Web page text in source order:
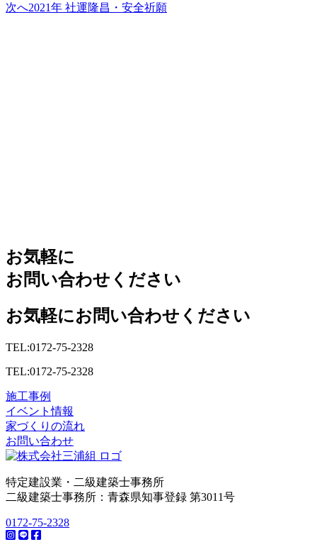
次へ2021年 社運隆昌・安全祈願
お気軽に
お問い合わせください
お気軽にお問い合わせください
TEL:0172-75-2328
TEL:0172-75-2328
施工事例
イベント情報
家づくりの流れ
お問い合わせ
特定建設業・二級建築士事務所
二級建築士事務所：青森県知事登録 第3011号
0172-75-2328